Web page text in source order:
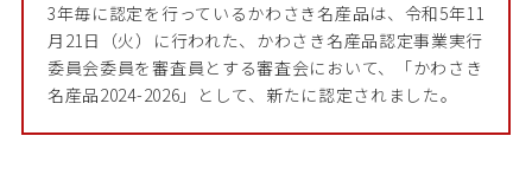
3年毎に認定を行っているかわさき名産品は、令和5年11
月21日（火）に行われた、かわさき名産品認定事業実行
委員会委員を審査員とする審査会において、「かわさき
名産品2024-2026」として、新たに認定されました。